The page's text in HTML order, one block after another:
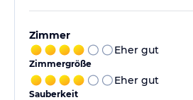
Zimmer
Eher gut
Zimmergröße
Eher gut
Sauberkeit